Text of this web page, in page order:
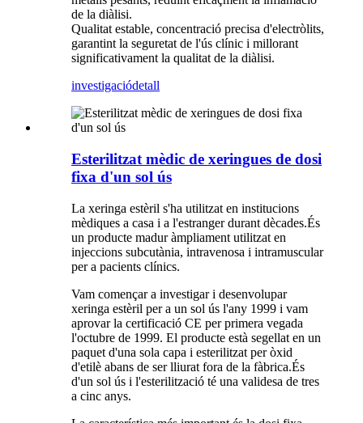
de la diàlisi.
Qualitat estable, concentració precisa d'electròlits,
garantint la seguretat de l'ús clínic i millorant
significativament la qualitat de la diàlisi.
investigaciódetall
Esterilitzat mèdic de xeringues de dosi
fixa d'un sol ús
La xeringa estèril s'ha utilitzat en institucions
mèdiques a casa i a l'estranger durant dècades.És
un producte madur àmpliament utilitzat en
injeccions subcutània, intravenosa i intramuscular
per a pacients clínics.
Vam començar a investigar i desenvolupar
xeringa estèril per a un sol ús l'any 1999 i vam
aprovar la certificació CE per primera vegada
l'octubre de 1999. El producte està segellat en un
paquet d'una sola capa i esterilitzat per òxid
d'etilè abans de ser lliurat fora de la fàbrica.És
d'un sol ús i l'esterilització té una validesa de tres
a cinc anys.